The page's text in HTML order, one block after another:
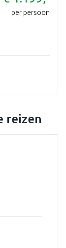
per persoon
reizen